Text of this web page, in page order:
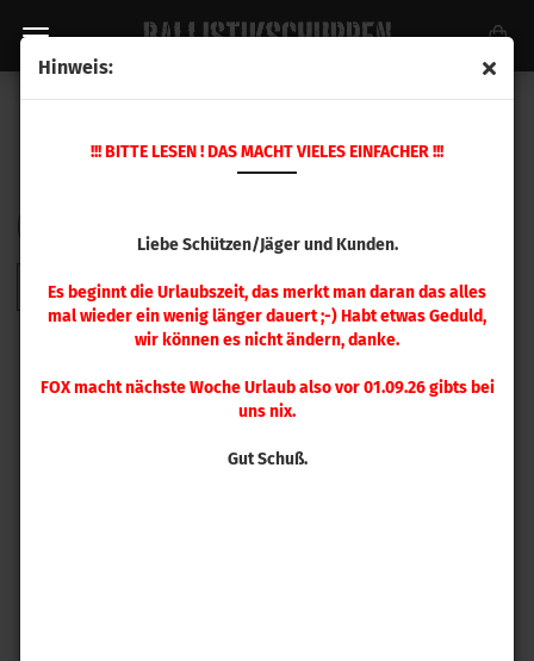
Hinweis:
!!! BITTE LESEN ! DAS MACHT VIELES EINFACHER !!!
Liebe Schützen/Jäger und Kunden.
Es beginnt die Urlaubszeit, das merkt man daran das alles
mal wieder ein wenig länger dauert ;-) Habt etwas Geduld,
wir können es nicht ändern, danke.
FOX macht nächste Woche Urlaub also vor 01.09.26 gibts bei
uns nix.
Gut Schuß.